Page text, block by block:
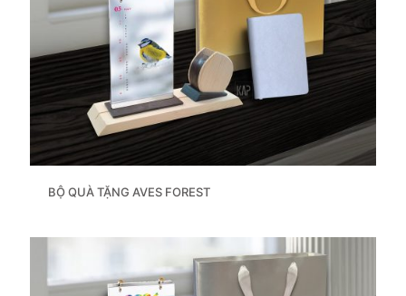
BỘ QUÀ TẶNG AVES FOREST